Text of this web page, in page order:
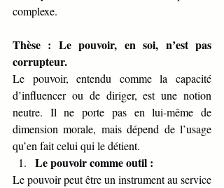
complexe.
Thèse : Le pouvoir, en soi, n’est pas
corrupteur.
Le pouvoir, entendu comme la capacité
d’influencer ou de diriger, est une notion
neutre. Il ne porte pas en lui-même de
dimension morale, mais dépend de l’usage
qu’en fait celui qui le détient.
Le pouvoir comme outil :
Le pouvoir peut être un instrument au service